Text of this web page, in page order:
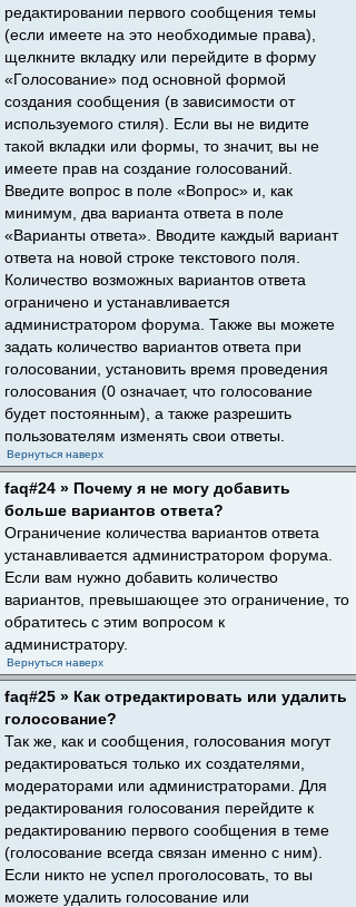
редактировании первого сообщения темы
(если имеете на это необходимые права),
щелкните вкладку или перейдите в форму
«Голосование» под основной формой
создания сообщения (в зависимости от
используемого стиля). Если вы не видите
такой вкладки или формы, то значит, вы не
имеете прав на создание голосований.
Введите вопрос в поле «Вопрос» и, как
минимум, два варианта ответа в поле
«Варианты ответа». Вводите каждый вариант
ответа на новой строке текстового поля.
Количество возможных вариантов ответа
ограничено и устанавливается
администратором форума. Также вы можете
задать количество вариантов ответа при
голосовании, установить время проведения
голосования (0 означает, что голосование
будет постоянным), а также разрешить
пользователям изменять свои ответы.
Вернуться наверх
faq#24 » Почему я не могу добавить
больше вариантов ответа?
Ограничение количества вариантов ответа
устанавливается администратором форума.
Если вам нужно добавить количество
вариантов, превышающее это ограничение, то
обратитесь с этим вопросом к
администратору.
Вернуться наверх
faq#25 » Как отредактировать или удалить
голосование?
Так же, как и сообщения, голосования могут
редактироваться только их создателями,
модераторами или администраторами. Для
редактирования голосования перейдите к
редактированию первого сообщения в теме
(голосование всегда связан именно с ним).
Если никто не успел проголосовать, то вы
можете удалить голосование или